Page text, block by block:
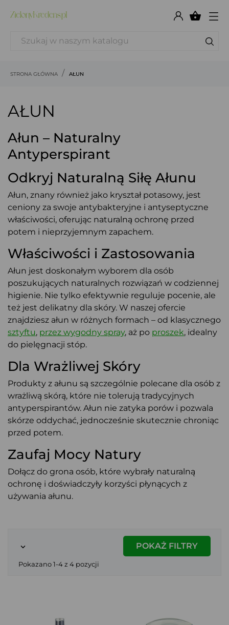

STRONA GŁÓWNA AŁUN
AŁUN
Ałun – Naturalny
Antyperspirant
Odkryj Naturalną Siłę Ałunu
Ałun, znany również jako kryształ potasowy, jest
ceniony za swoje antybakteryjne i antyseptyczne
właściwości, oferując naturalną ochronę przed
potem i nieprzyjemnym zapachem.
Właściwości i Zastosowania
Ałun jest doskonałym wyborem dla osób
poszukujących naturalnych rozwiązań w codziennej
higienie. Nie tylko efektywnie reguluje pocenie, ale
też jest delikatny dla skóry. W naszej ofercie
znajdziesz ałun w różnych formach – od klasycznego
sztyftu, przez wygodny spray, aż po proszek, idealny
do pielęgnacji stóp.
Dla Wrażliwej Skóry
Produkty z ałunu są szczególnie polecane dla osób z
wrażliwą skórą, które nie tolerują tradycyjnych
antyperspirantów. Ałun nie zatyka porów i pozwala
skórze oddychać, jednocześnie skutecznie chroniąc
przed potem.
Zaufaj Mocy Natury
Dołącz do grona osób, które wybrały naturalną
ochronę i doświadczyły korzyści płynących z
używania ałunu.
 POKAŻ FILTRY
Pokazano 1-4 z 4 pozycji